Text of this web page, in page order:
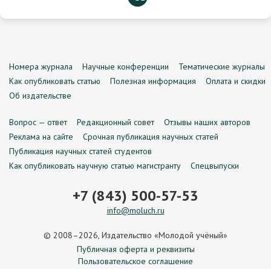
Номера журнала Научные конференции
Тематические журналы
Как опубликовать статью
Полезная информация
Оплата и скидки
Об издательстве
Вопрос — ответ Редакционный совет
Отзывы наших авторов
Реклама на сайте
Срочная публикация научных статей
Публикация научных статей студентов
Как опубликовать научную статью магистранту
Спецвыпуски
+7 (843) 500-57-53
info@moluch.ru
© 2008–2026, Издательство «Молодой учёный»
Публичная оферта и реквизиты
Пользовательское соглашение